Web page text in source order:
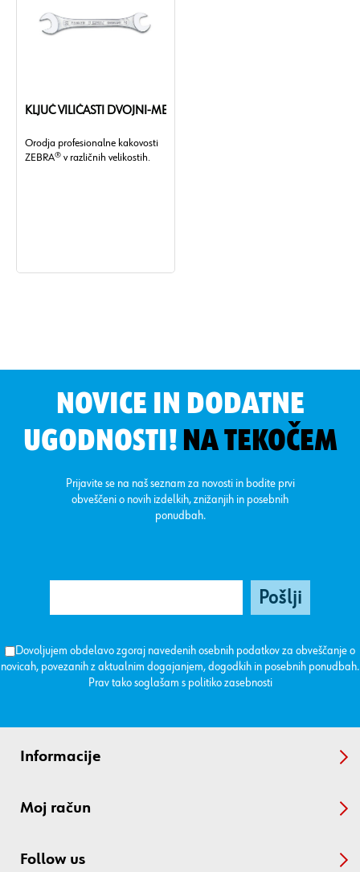
KLJUČ VILIČASTI DVOJNI-METRIČNI-KRATEK-SW8X9
Orodja profesionalne kakovosti
ZEBRA® v različnih velikostih.
NOVICE IN DODATNE
UGODNOSTI! NA TEKOČEM
Prijavite se na naš seznam za novosti in bodite prvi
obveščeni o novih izdelkih, znižanjih in posebnih
ponudbah.
Dovoljujem obdelavo zgoraj navedenih osebnih podatkov za obveščanje o
novicah, povezanih z aktualnim dogajanjem, dogodkih in posebnih ponudbah.
Prav tako soglašam s politiko zasebnosti
Informacije
Moj račun
Follow us